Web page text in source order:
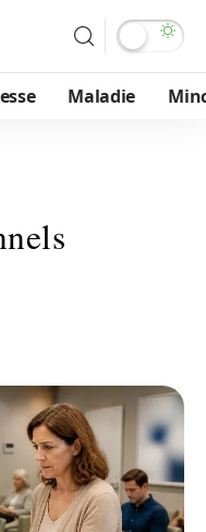
Maladie